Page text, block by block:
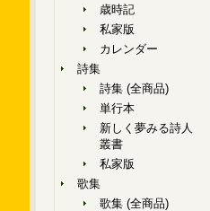
歳時記
私家版
カレンダー
詩集
詩集 (全商品)
単行本
新しく夢みる詩人
叢書
私家版
歌集
歌集 (全商品)